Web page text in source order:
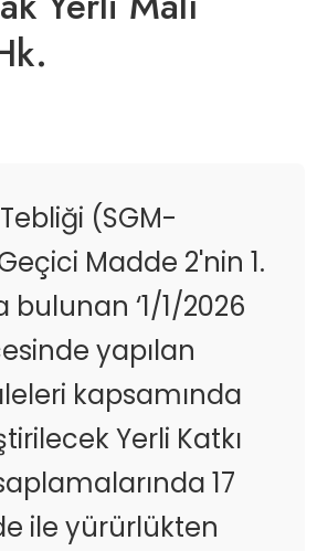
(SGM-
Madde 2'nin 1.
bulunan ‘1/1/2026
yapılan
kapsamında
Yerli Katkı
17
ile yürürlükten